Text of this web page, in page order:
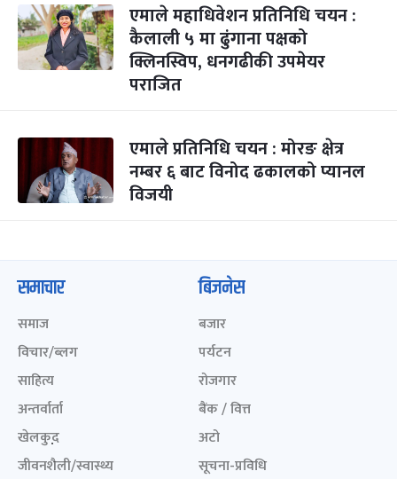
एमाले महाधिवेशन प्रतिनिधि चयन :
कैलाली ५ मा ढुंगाना पक्षको
क्लिनस्विप, धनगढीकी उपमेयर
पराजित
एमाले प्रतिनिधि चयन : मोरङ क्षेत्र
नम्बर ६ बाट विनोद ढकालको प्यानल
विजयी
समाचार
समाज
विचार/ब्लग
साहित्य
अन्तर्वार्ता
खेलकुद़़
जीवनशैली/स्वास्थ्य
बिजनेस
बजार
पर्यटन
रोजगार
बैंक / वित्त
अटो
सूचना-प्रविधि